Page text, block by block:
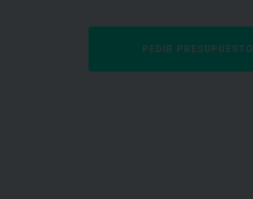
PEDIR PRESUPUESTO